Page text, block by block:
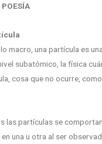
macro, una partícula es
subatómico, la física
cosa que no ocurre,
las partículas se
una u otra al ser